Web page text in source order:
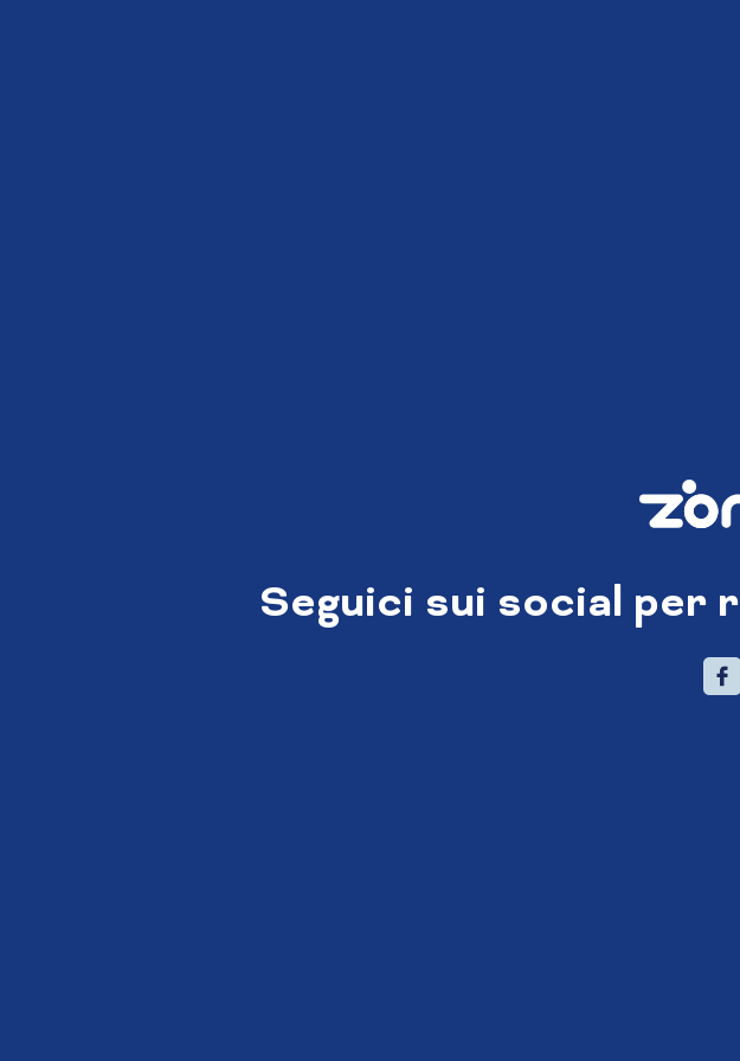
Seguici sui social per